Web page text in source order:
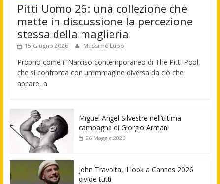
Pitti Uomo 26: una collezione che
mette in discussione la percezione
stessa della maglieria
15 Giugno 2026 Massimo Lupo
Proprio come il Narciso contemporaneo di The Pitti Pool,
che si confronta con un’immagine diversa da ciò che
appare, a
Miguel Angel Silvestre nell’ultima
campagna di Giorgio Armani
26 Maggio 2026
John Travolta, il look a Cannes 2026
divide tutti